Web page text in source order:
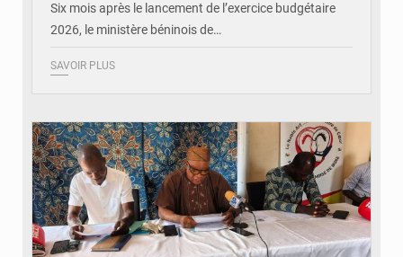
Six mois après le lancement de l’exercice budgétaire
2026, le ministère béninois de…
SAVOIR PLUS